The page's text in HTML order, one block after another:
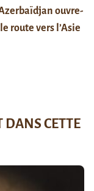
ouvre-
route vers l’Asie
DANS CETTE